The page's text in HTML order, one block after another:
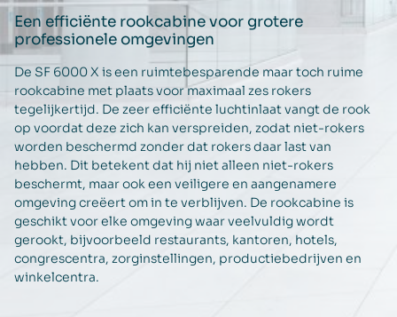
Een efficiënte rookcabine voor grotere
professionele omgevingen
De SF 6000 X is een ruimtebesparende maar toch ruime
rookcabine met plaats voor maximaal zes rokers
tegelijkertijd. De zeer efficiënte luchtinlaat vangt de rook
op voordat deze zich kan verspreiden, zodat niet-rokers
worden beschermd zonder dat rokers daar last van
hebben. Dit betekent dat hij niet alleen niet-rokers
beschermt, maar ook een veiligere en aangenamere
omgeving creëert om in te verblijven. De rookcabine is
geschikt voor elke omgeving waar veelvuldig wordt
gerookt, bijvoorbeeld restaurants, kantoren, hotels,
congrescentra, zorginstellingen, productiebedrijven en
winkelcentra.